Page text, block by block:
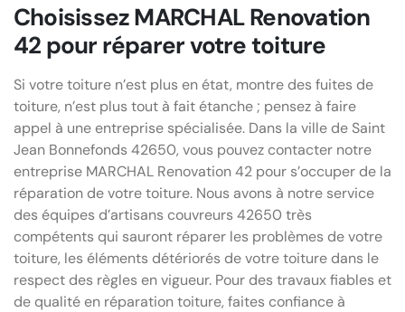
Choisissez MARCHAL Renovation
42 pour réparer votre toiture
Si votre toiture n’est plus en état, montre des fuites de
toiture, n’est plus tout à fait étanche ; pensez à faire
appel à une entreprise spécialisée. Dans la ville de Saint
Jean Bonnefonds 42650, vous pouvez contacter notre
entreprise MARCHAL Renovation 42 pour s’occuper de la
réparation de votre toiture. Nous avons à notre service
des équipes d’artisans couvreurs 42650 très
compétents qui sauront réparer les problèmes de votre
toiture, les éléments détériorés de votre toiture dans le
respect des règles en vigueur. Pour des travaux fiables et
de qualité en réparation toiture, faites confiance à